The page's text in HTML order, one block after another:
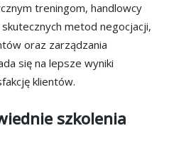
treningom, handlowcy
metod negocjacji,
oraz zarządzania
się na lepsze wyniki
klientów.
szkolenia